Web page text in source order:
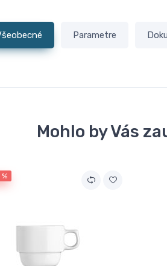
Parametre
Mohlo by Vás